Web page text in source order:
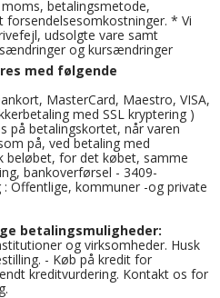
betalingsmetode,
* Vi
udsolgte vare samt
og kursændringer
med følgende
MasterCard, Maestro, VISA,
med SSL kryptering )
betalingskortet, når varen
på, ved betaling med
beløbet, for det købet, samme
bankoverførsel - 3409-
Offentlige, kommuner -og private
betalingsmuligheder:
og virksomheder. Husk
- Køb på kredit for
kreditvurdering. Kontakt os for